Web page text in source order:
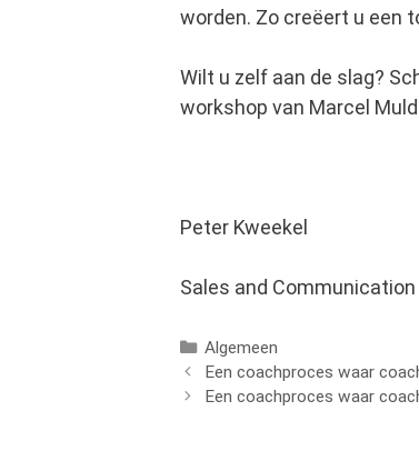
worden. Zo creëert u een
Wilt u zelf aan de slag?
workshop van Marcel
Peter Kweekel
Sales and
Categorieën
Algemeen
Een coachproces waar
Een coachproces waar